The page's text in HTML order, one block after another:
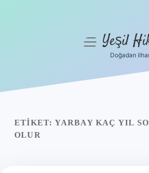
Yasal Uyarı
menüyüYeşil
Doğadan
ETIKET: YARBAY KAÇ YIL
OLUR